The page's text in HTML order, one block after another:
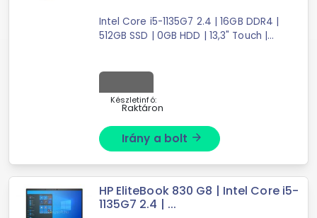
Intel Core i5-1135G7 2.4 | 16GB DDR4 |
512GB SSD | 0GB HDD | 13,3" Touch |
Készletinfó:
Raktáron
Irány a bolt arrow_forward
HP EliteBook 830 G8 | Intel Core i5-
1135G7 2.4 | ...